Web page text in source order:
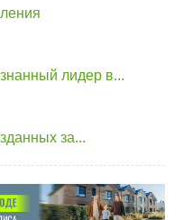
лидер в...
за...